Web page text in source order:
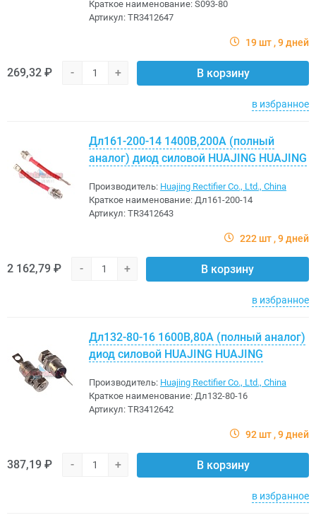
Краткое наименование: S093-80
Артикул: TR3412647
19 шт 9 дней
269,32 ₽ - + В корзину
в избранное
Дл161-200-14 1400В,200A (полный
аналог) диод силовой HUAJING HUAJING
Производитель: Huajing Rectifier Co., Ltd., China
Краткое наименование: Дл161-200-14
Артикул: TR3412643
222 шт 9 дней
2 162,79 ₽ - + В корзину
в избранное
Дл132-80-16 1600В,80A (полный аналог)
диод силовой HUAJING HUAJING
Производитель: Huajing Rectifier Co., Ltd., China
Краткое наименование: Дл132-80-16
Артикул: TR3412642
92 шт 9 дней
387,19 ₽ - + В корзину
в избранное